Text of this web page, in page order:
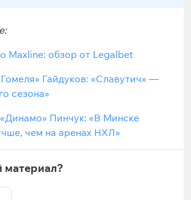
Maxline: обзор от Legalbet
Гайдуков: «Славутич» —
сезона»
Пинчук: «В Минске
чем на аренах НХЛ»
материал?